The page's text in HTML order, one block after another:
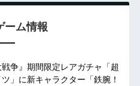
ーム情報
戦争』期間限定レアガチャ「超
」に新キャラクター「鉄腕！